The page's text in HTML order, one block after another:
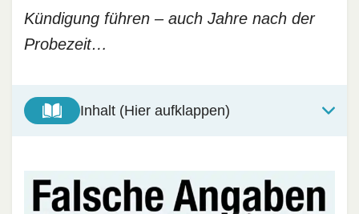
Kündigung führen – auch Jahre nach der
Probezeit…
Inhalt (Hier aufklappen)